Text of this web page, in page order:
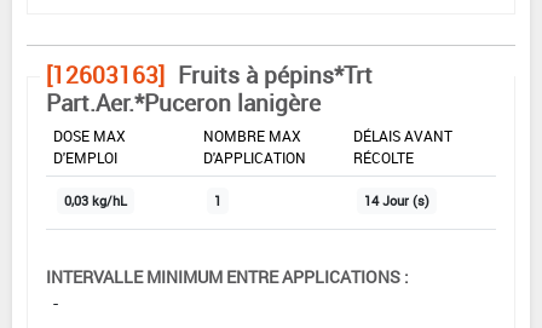
[12603163] Fruits à pépins*Trt
Part.Aer.*Puceron lanigère
DOSE MAX
D'EMPLOI
NOMBRE MAX
D'APPLICATION
DÉLAIS AVANT
RÉCOLTE
0,03 kg/hL 1 14 Jour (s)
INTERVALLE MINIMUM ENTRE APPLICATIONS :
-